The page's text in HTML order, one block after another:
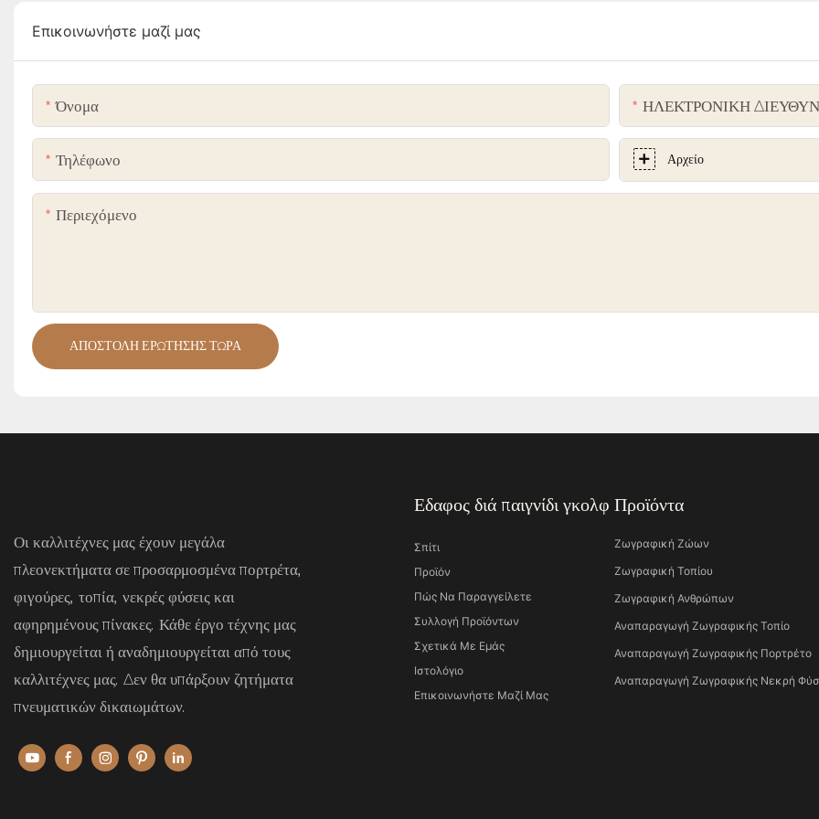
Επικοινωνήστε μαζί μας
Όνομα ΗΛΕΚΤΡΟΝΙΚΗ
Τηλέφωνο Αρχείο
Περιεχόμενο
ΑΠΟΣΤΟΛΉ ΕΡΏΤΗΣΗΣ ΤΏΡΑ
Οι καλλιτέχνες μας έχουν μεγάλα
πλεονεκτήματα σε προσαρμοσμένα πορτρέτα,
φιγούρες, τοπία, νεκρές φύσεις και
αφηρημένους πίνακες. Κάθε έργο τέχνης μας
δημιουργείται ή αναδημιουργείται από τους
καλλιτέχνες μας. Δεν θα υπάρξουν ζητήματα
πνευματικών δικαιωμάτων.
Εδαφος διά παιγνίδι γκολφ
Σπίτι
Προϊόν
Πώς Να Παραγγείλετε
Συλλογή Προϊόντων
Σχετικά Με Εμάς
Ιστολόγιο
Επικοινωνήστε Μαζί Μας
Προϊόντα
Ζωγραφική Ζώων
Ζωγραφική Τοπίου
Ζωγραφική Ανθρώπων
Αναπαραγωγή Ζωγραφικής Τοπίο
Αναπαραγωγή Ζωγραφικής Πορτρέτο
Αναπαραγωγή Ζωγραφικής Νεκρή